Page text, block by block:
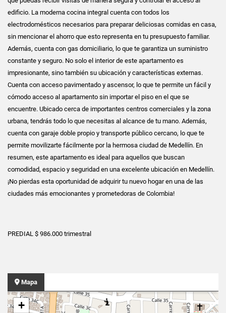
edificio. La moderna cocina integral cuenta con todos los
electrodomésticos necesarios para preparar deliciosas comidas en casa,
sin mencionar el ahorro que esto representa en tu presupuesto familiar.
Además, cuenta con gas domiciliario, lo que te garantiza un suministro
constante y seguro. No solo el interior de este apartamento es
impresionante, sino también su ubicación y características externas.
Cuenta con acceso pavimentado y ascensor, lo que te permite un fácil y
cómodo acceso al apartamento sin importar el piso en el que se
encuentre. Ubicado cerca de importantes centros comerciales y la zona
urbana, tendrás todo lo que necesitas al alcance de tu mano. Además,
cuenta con garaje doble propio y transporte público cercano, lo que te
permite movilizarte fácilmente por la hermosa ciudad de Medellín. En
resumen, este apartamento es ideal para aquellos que buscan
comodidad, espacio y seguridad en una excelente ubicación en Medellín.
¡No pierdas esta oportunidad de adquirir tu nuevo hogar en una de las
ciudades más emocionantes y prometedoras de Colombia!
PREDIAL $ 986.000 trimestral
Mapa
+